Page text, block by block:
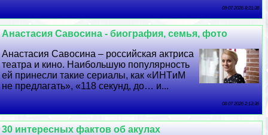
09 07 2026 8:21:38
Анастасия Савосина - биография, семья, фото
Анастасия Савосина – российская актриса
театра и кино. Наибольшую популярность
ей принесли такие сериалы, как «ИHTиM
не предлагать», «118 секунд, до… и...
08 07 2026 2:13:36
30 интересных фактов об акулах